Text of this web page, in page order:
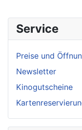
Service
Preise und
Newsletter
Kinogutscheine